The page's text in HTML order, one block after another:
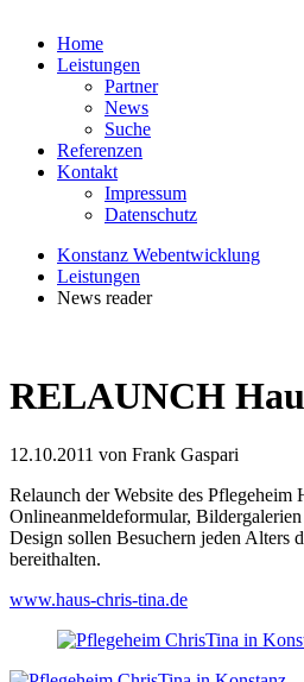
Home
Leistungen
Partner
News
Suche
Referenzen
Kontakt
Impressum
Datenschutz
Konstanz Webentwicklung
Leistungen
News reader
RELAUNCH
12.10.2011 von Frank Gaspari
Relaunch der Website des Pflegeheim
Onlineanmeldeformular,
Design sollen Besuchern jeden Alters
bereithalten.
www.haus-chris-tina.de